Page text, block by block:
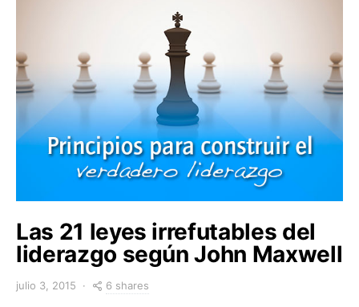
Las 21 leyes irrefutables del
liderazgo según John Maxwell
julio 3, 2015 6 shares